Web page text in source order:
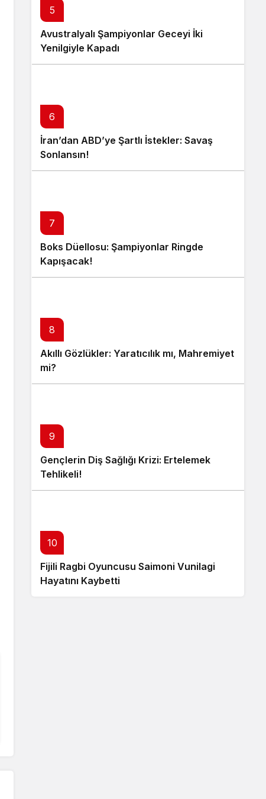
5
Avustralyalı Şampiyonlar Geceyi İki
Yenilgiyle Kapadı
6
İran’dan ABD’ye Şartlı İstekler: Savaş
Sonlansın!
7
Boks Düellosu: Şampiyonlar Ringde
Kapışacak!
8
Akıllı Gözlükler: Yaratıcılık mı, Mahremiyet
mi?
9
Gençlerin Diş Sağlığı Krizi: Ertelemek
Tehlikeli!
10
Fijili Ragbi Oyuncusu Saimoni Vunilagi
Hayatını Kaybetti